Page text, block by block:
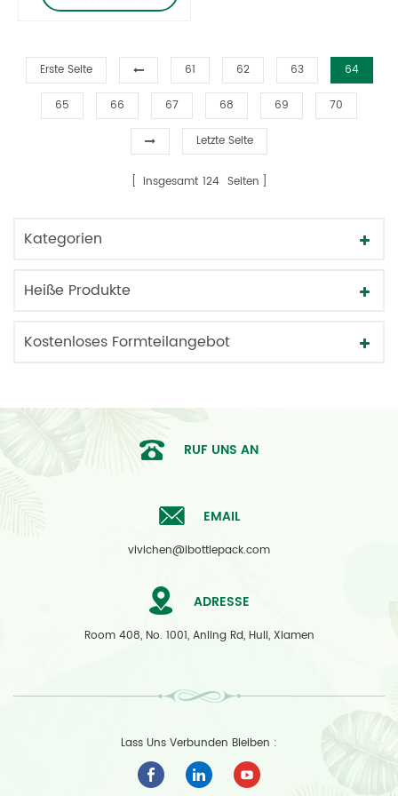
Erste Seite 61 62 63 64
65 66 67 68 69 70
Letzte Seite
insgesamt 124 Seiten
Kategorien
Heiße Produkte
Kostenloses Formteilangebot
RUF UNS AN
EMAIL
vivichen@ibottlepack.com
ADRESSE
Room 408, No. 1001, Anling Rd, Huli, Xiamen
Lass Uns Verbunden Bleiben :